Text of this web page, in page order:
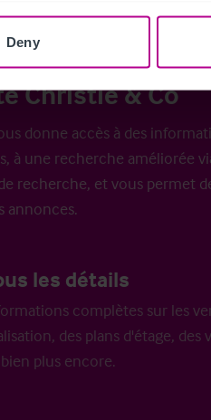
Deny
Christie & Co
donne accès à des
à une recherche améliorée
recherche, et vous permet
annonces.
les détails
complètes sur les
des plans d'étage, des
plus encore.